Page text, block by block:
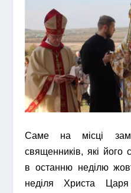
Саме на місці
священників, які його
в останню неділю
неділя Христа